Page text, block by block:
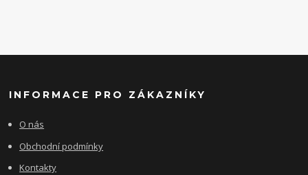
INFORMACE PRO ZÁKAZNÍKY
O nás
Obchodní podmínky
Kontakty